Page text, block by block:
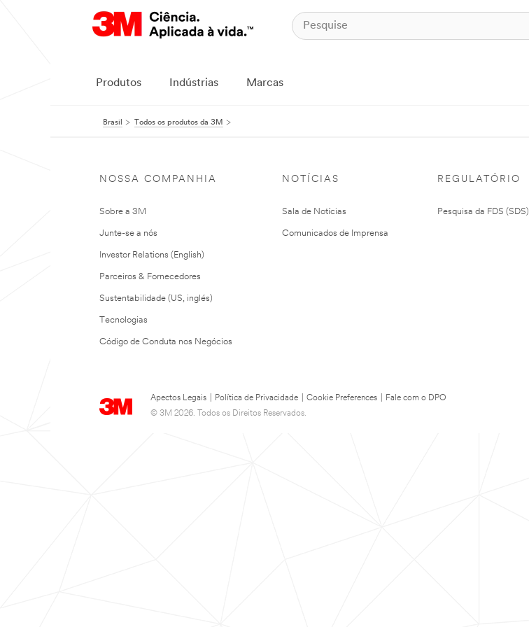
Produtos Indústrias Marcas
Brasil Todos os produtos da 3M
NOSSA COMPANHIA
Sobre a 3M
Junte-se a nós
Investor Relations (English)
Parceiros & Fornecedores
Sustentabilidade (US, inglés)
Tecnologias
Código de Conduta nos Negócios
NOTÍCIAS
Sala de Notícias
Comunicados de Imprensa
REGULATÓRIO
Pesquisa da FDS (SDS)
Apectos Legais Política de Privacidade Cookie Preferences
Fale com o DPO
© 3M 2026. Todos os Direitos Reservados.